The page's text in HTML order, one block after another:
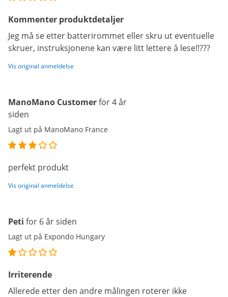
Kommenter produktdetaljer
Jeg må se etter batterirommet eller skru ut eventuelle
skruer, instruksjonene kan være litt lettere å lese!!???
Vis original anmeldelse
ManoMano Customerfor 4 år
siden
Lagt ut på ManoMano France
perfekt produkt
Vis original anmeldelse
Peti for 6 år siden
Lagt ut på Expondo Hungary
Irriterende
Allerede etter den andre målingen roterer ikke